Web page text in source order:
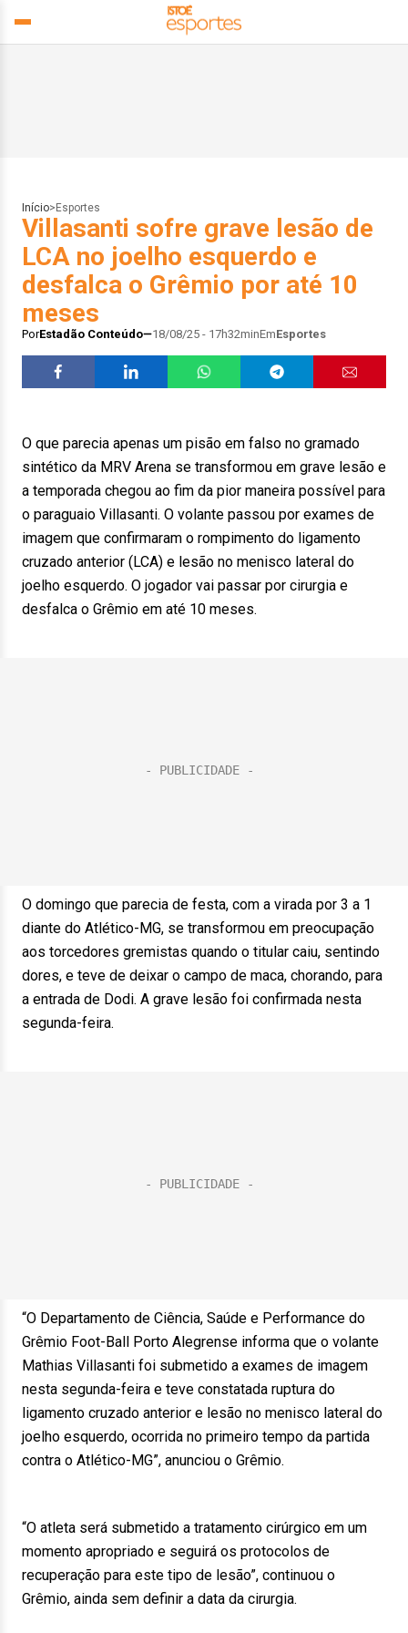
Início> Esportes
Villasanti sofre grave lesão de
LCA no joelho esquerdo e
desfalca o Grêmio por até 10
meses
PorEstadão Conteúdo 18/08/25 - 17h32minEmEsportes
O que parecia apenas um pisão em falso no gramado
sintético da MRV Arena se transformou em grave lesão e
a temporada chegou ao fim da pior maneira possível para
o paraguaio Villasanti. O volante passou por exames de
imagem que confirmaram o rompimento do ligamento
cruzado anterior (LCA) e lesão no menisco lateral do
joelho esquerdo. O jogador vai passar por cirurgia e
desfalca o Grêmio em até 10 meses.
O domingo que parecia de festa, com a virada por 3 a 1
diante do Atlético-MG, se transformou em preocupação
aos torcedores gremistas quando o titular caiu, sentindo
dores, e teve de deixar o campo de maca, chorando, para
a entrada de Dodi. A grave lesão foi confirmada nesta
segunda-feira.
“O Departamento de Ciência, Saúde e Performance do
Grêmio Foot-Ball Porto Alegrense informa que o volante
Mathias Villasanti foi submetido a exames de imagem
nesta segunda-feira e teve constatada ruptura do
ligamento cruzado anterior e lesão no menisco lateral do
joelho esquerdo, ocorrida no primeiro tempo da partida
contra o Atlético-MG”, anunciou o Grêmio.
“O atleta será submetido a tratamento cirúrgico em um
momento apropriado e seguirá os protocolos de
recuperação para este tipo de lesão”, continuou o
Grêmio, ainda sem definir a data da cirurgia.